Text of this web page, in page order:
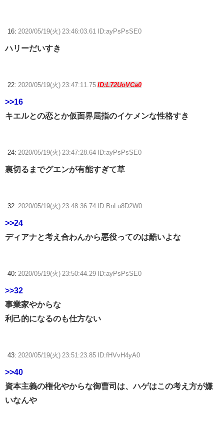
16: 2020/05/19(火) 23:46:03.61 ID:ayPsPsSE0
ハリーだいすき
22: 2020/05/19(火) 23:47:11.75 ID:L72UoVCa0
>>16
キエルとの恋とか仮面界屈指のイケメンな性格すき
24: 2020/05/19(火) 23:47:28.64 ID:ayPsPsSE0
裏切るまでグエンが有能すぎて草
32: 2020/05/19(火) 23:48:36.74 ID:BnLu8D2W0
>>24
ディアナと考え合わんから悪役ってのは酷いよな
40: 2020/05/19(火) 23:50:44.29 ID:ayPsPsSE0
>>32
事業家やからな
利己的になるのも仕方ない
43: 2020/05/19(火) 23:51:23.85 ID:fHVvH4yA0
>>40
資本主義の権化やからな御曹司は、ハゲはこの考え方が嫌
いなんや